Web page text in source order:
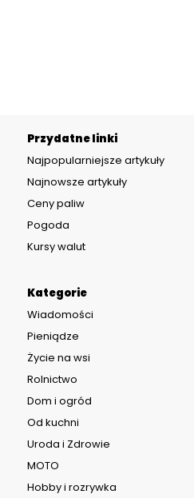
Kategorie
Wiadomości
Pieniądze
Życie na wsi
Rolnictwo
Dom i ogród
Od kuchni
Uroda i Zdrowie
MOTO
Hobby i rozrywka
Przydatne linki
Najpopularniejsze artykuły
Najnowsze artykuły
Ceny paliw
Pogoda
Kursy walut